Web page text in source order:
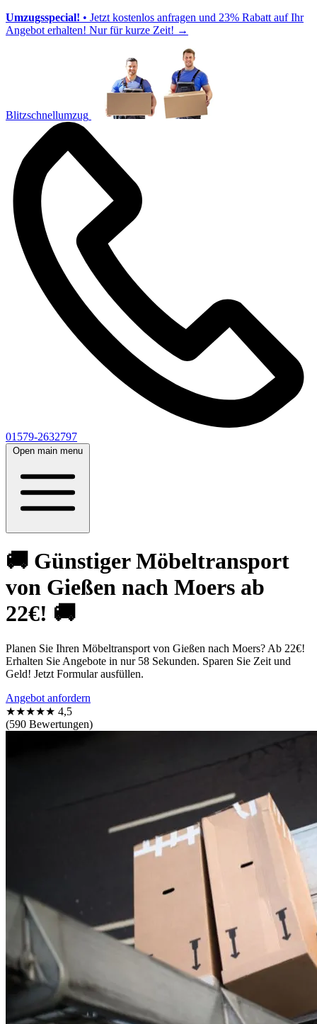
Umzugsspecial! • Jetzt kostenlos anfragen und 23% Rabatt auf Ihr
Angebot erhalten! Nur für kurze Zeit! →
Blitzschnellumzug
01579-2632797
Open main menu
🚚 Günstiger Möbeltransport
von Gießen nach Moers ab
22€! 🚚
Planen Sie Ihren Möbeltransport von Gießen nach Moers? Ab 22€!
Erhalten Sie Angebote in nur 58 Sekunden. Sparen Sie Zeit und
Geld! Jetzt Formular ausfüllen.
Angebot anfordern
★★★★★ 4,5
(590 Bewertungen)